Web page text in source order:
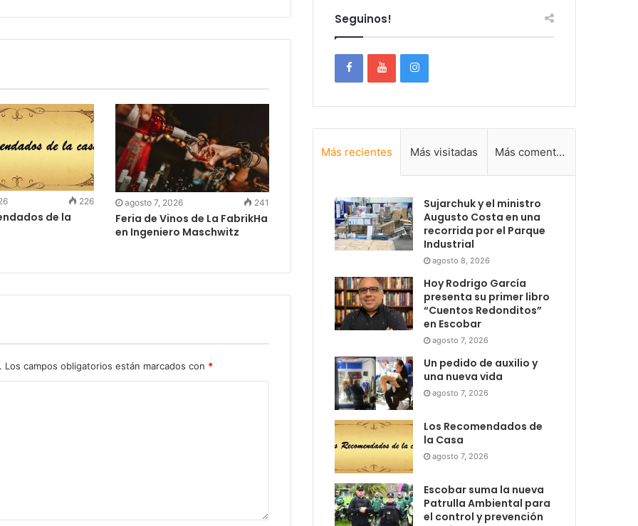
226
de la
agosto 7, 2026 241
Feria de Vinos de La FabrikHa
en Ingeniero Maschwitz
Los campos obligatorios están marcados con *
Seguinos!
Más recientes Más visitadas Más comentadas
Sujarchuk y el ministro
Augusto Costa en una
recorrida por el Parque
Industrial
agosto 8, 2026
Hoy Rodrigo García
presenta su primer libro
“Cuentos Redonditos”
en Escobar
agosto 7, 2026
Un pedido de auxilio y
una nueva vida
agosto 7, 2026
Los Recomendados de
la Casa
agosto 7, 2026
Escobar suma la nueva
Patrulla Ambiental para
el control y prevención